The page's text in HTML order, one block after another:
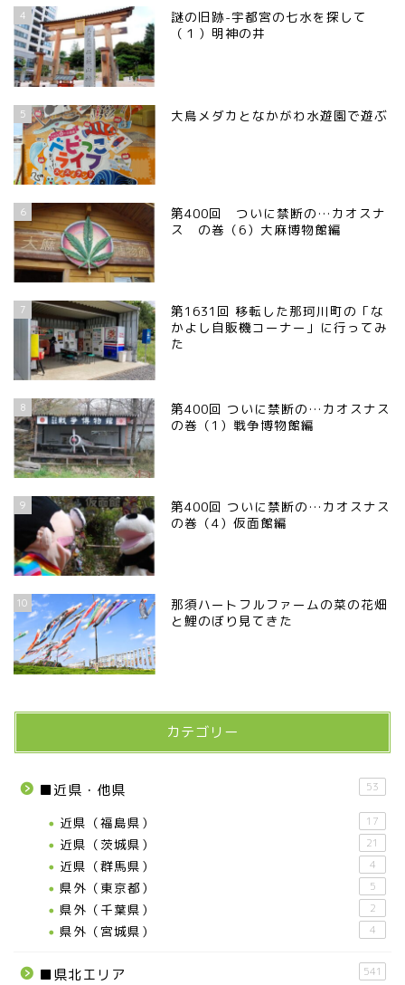
4
謎の旧跡-宇都宮の七水を探して
（１）明神の井
5 大鳥メダカとなかがわ水遊園で遊ぶ
6
第400回 ついに禁断の…カオスナ
ス の巻（6）大麻博物館編
7
第1631回 移転した那珂川町の「な
かよし自販機コーナー」に行ってみ
た
8
第400回 ついに禁断の…カオスナス
の巻（1）戦争博物館編
9
第400回 ついに禁断の…カオスナス
の巻（4）仮面館編
10
那須ハートフルファームの菜の花畑
と鯉のぼり見てきた
カテゴリー
■近県・他県 53
近県（福島県） 17
近県（茨城県） 21
近県（群馬県） 4
県外（東京都） 5
県外（千葉県） 2
県外（宮城県） 4
■県北エリア 541
メディア情報
日光市
那須塩原市
那須烏山市
高根沢町
宇都宮市
宇都宮の震災後の様子